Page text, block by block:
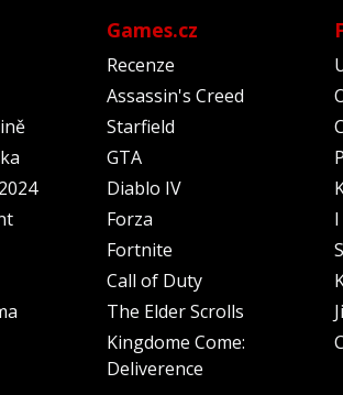
Games.cz
Recenze
Assassin's Creed
Starfield
GTA
Diablo IV
Forza
Fortnite
Call of Duty
The Elder Scrolls
Kingdome Come:
Deliverence